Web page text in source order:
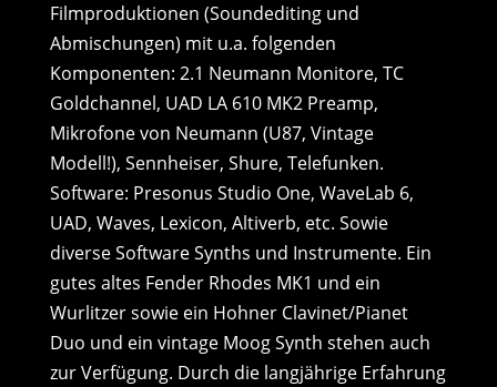
Filmproduktionen (Soundediting und
Abmischungen) mit u.a. folgenden
Komponenten: 2.1 Neumann Monitore, TC
Goldchannel, UAD LA 610 MK2 Preamp,
Mikrofone von Neumann (U87, Vintage
Modell!), Sennheiser, Shure, Telefunken.
Software: Presonus Studio One, WaveLab 6,
UAD, Waves, Lexicon, Altiverb, etc. Sowie
diverse Software Synths und Instrumente. Ein
gutes altes Fender Rhodes MK1 und ein
Wurlitzer sowie ein Hohner Clavinet/Pianet
Duo und ein vintage Moog Synth stehen auch
zur Verfügung. Durch die langjährige Erfahrung